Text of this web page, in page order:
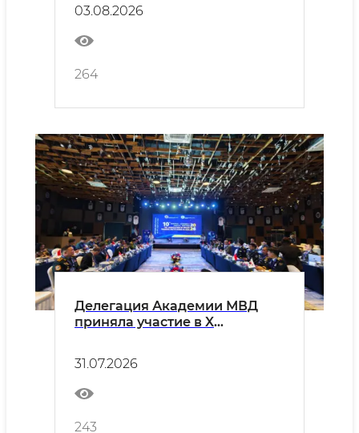
03.08.2026
264
Делегация Академии МВД
приняла участие в X
31.07.2026
243